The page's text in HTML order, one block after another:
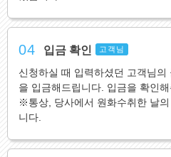
04 입금 확인 고객님
신청하실 때 입력하셨던 고객님
을 입금해드립니다. 입금을 확인
※통상, 당사에서 원화수취한 날
니다.